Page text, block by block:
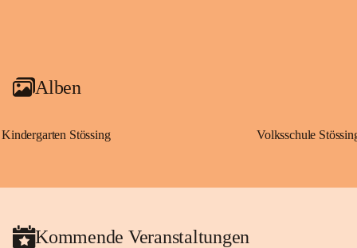
Alben
Kindergarten Stössing Volksschule
Kommende Veranstaltungen